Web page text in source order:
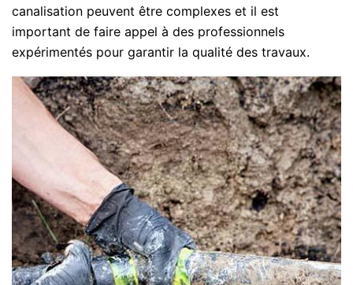
canalisation peuvent être complexes et il est
important de faire appel à des professionnels
expérimentés pour garantir la qualité des travaux.